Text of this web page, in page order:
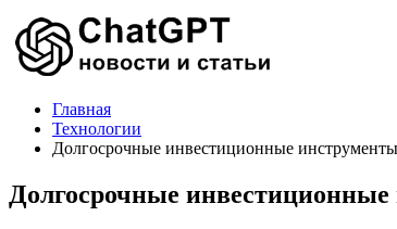
Главная
Технологии
Долгосрочные инвестиционные
Долгосрочные